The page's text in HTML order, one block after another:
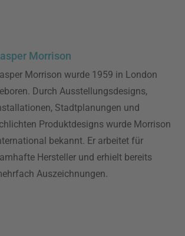
Morrison
Morrison wurde 1959 in London
Durch Ausstellungsdesigns,
Stadtplanungen und
Produktdesigns wurde Morrison
bekannt. Er arbeitet für
Hersteller und erhielt bereits
Auszeichnungen.